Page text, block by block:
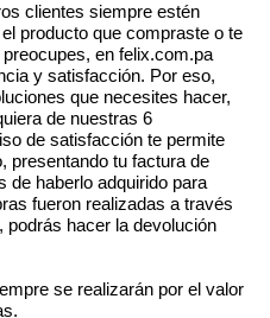
clientes siempre estén
producto que compraste o te
en felix.com.pa
y satisfacción. Por eso,
que necesites hacer,
de nuestras 6
de satisfacción te permite
presentando tu factura de
de haberlo adquirido para
fueron realizadas a través
podrás hacer la devolución
se realizarán por el valor